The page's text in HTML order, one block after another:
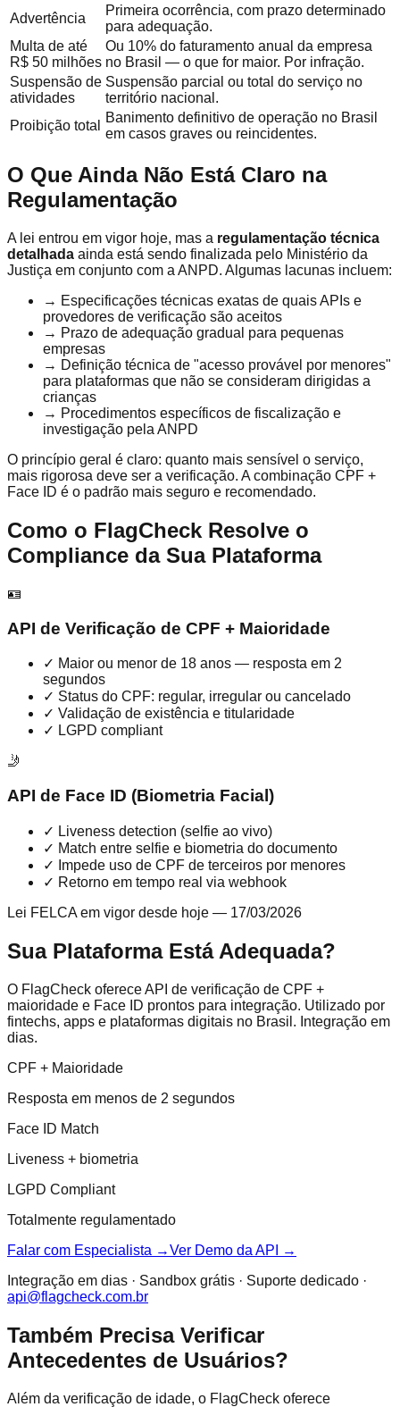
Advertência
Primeira ocorrência, com prazo determinado
para adequação.
Multa de até
R$ 50 milhões
Ou 10% do faturamento anual da empresa
no Brasil — o que for maior. Por infração.
Suspensão de
atividades
Suspensão parcial ou total do serviço no
território nacional.
Proibição total
Banimento definitivo de operação no Brasil
em casos graves ou reincidentes.
O Que Ainda Não Está Claro na
Regulamentação
A lei entrou em vigor hoje, mas a regulamentação técnica
detalhada ainda está sendo finalizada pelo Ministério da
Justiça em conjunto com a ANPD. Algumas lacunas incluem:
→ Especificações técnicas exatas de quais APIs e
provedores de verificação são aceitos
→ Prazo de adequação gradual para pequenas
empresas
→ Definição técnica de "acesso provável por menores"
para plataformas que não se consideram dirigidas a
crianças
→ Procedimentos específicos de fiscalização e
investigação pela ANPD
O princípio geral é claro: quanto mais sensível o serviço,
mais rigorosa deve ser a verificação. A combinação CPF +
Face ID é o padrão mais seguro e recomendado.
Como o FlagCheck Resolve o
Compliance da Sua Plataforma
🪪
API de Verificação de CPF + Maioridade
✓ Maior ou menor de 18 anos — resposta em 2
segundos
✓ Status do CPF: regular, irregular ou cancelado
✓ Validação de existência e titularidade
✓ LGPD compliant
🤳
API de Face ID (Biometria Facial)
✓ Liveness detection (selfie ao vivo)
✓ Match entre selfie e biometria do documento
✓
Impede uso de CPF de terceiros por menores
✓ Retorno em tempo real via webhook
Lei FELCA em vigor desde hoje — 17/03/2026
Sua Plataforma Está Adequada?
O FlagCheck oferece API de verificação de CPF +
maioridade e Face ID prontos para integração. Utilizado por
fintechs, apps e plataformas digitais no Brasil. Integração em
dias.
CPF + Maioridade
Resposta em menos de 2 segundos
Face ID Match
Liveness + biometria
LGPD Compliant
Totalmente regulamentado
Falar com Especialista →Ver Demo da API →
Integração em dias · Sandbox grátis · Suporte dedicado ·
api@flagcheck.com.br
Também Precisa Verificar
Antecedentes de Usuários?
Além da verificação de idade, o FlagCheck oferece